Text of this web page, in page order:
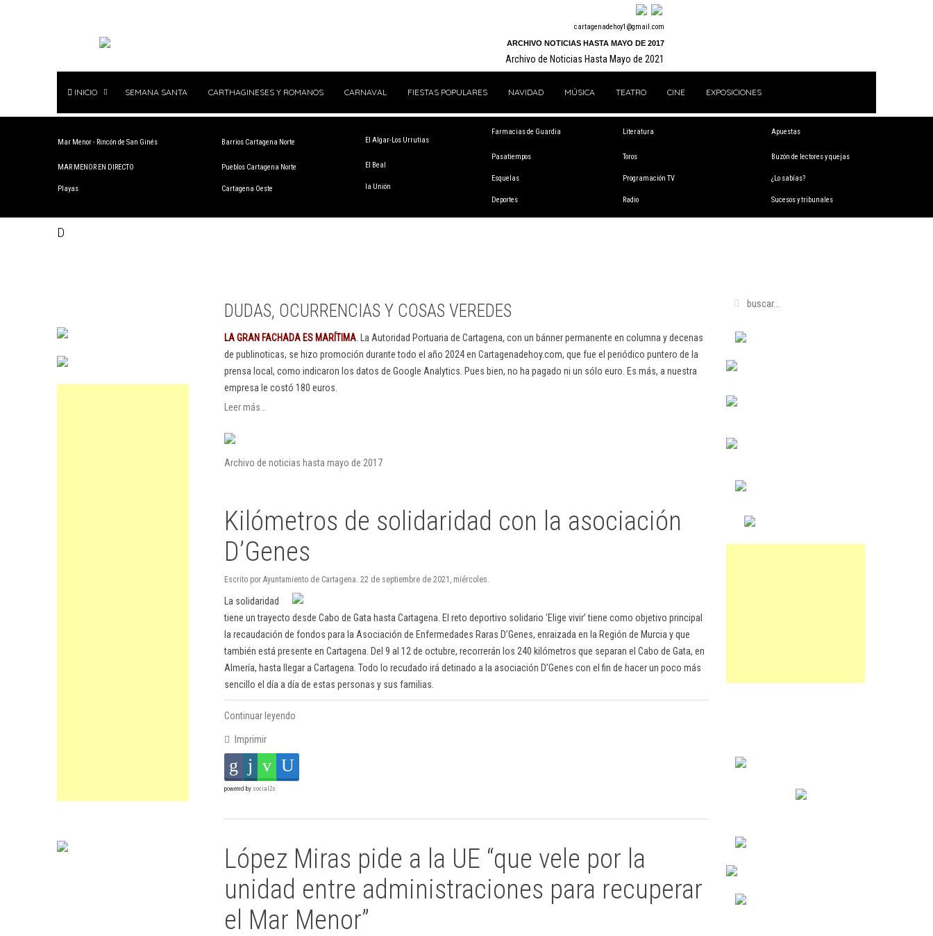
cartagenadehoy1@gmail.com
ARCHIVO NOTICIAS HASTA MAYO DE 2017
Archivo de Noticias Hasta Mayo de 2021
INICIO SEMANA SANTA CARTHAGINESES Y ROMANOS CARNAVAL FIESTAS POPULARES NAVIDAD MÚSICA TEATRO CINE EXPOSICIONES
Mar Menor - Rincón de San Ginés
MAR MENOR EN DIRECTO
Playas
Barrios Cartagena Norte
Pueblos Cartagena Norte
Cartagena Oeste
El Algar-Los Urrutias
El Beal
la Unión
Farmacias de Guardia
Pasatiempos
Esquelas
Deportes
Literatura
Toros
Programación TV
Radio
Apuestas
Buzón de lectores y quejas
¿Lo sabías?
Sucesos y tribunales
D
DUDAS, OCURRENCIAS Y COSAS VEREDES
LA GRAN FACHADA ES MARÍTIMA . La Autoridad Portuaria de Cartagena, con un bánner permanente en columna y decenas
de publinoticas, se hizo promoción durante todo el año 2024 en Cartagenadehoy.com, que fue el periódico puntero de la
prensa local, como indicaron los datos de Google Analytics. Pues bien, no ha pagado ni un sólo euro. Es más, a nuestra
empresa le costó 180 euros.
Leer más...
Archivo de noticias hasta mayo de 2017
Kilómetros de solidaridad con la asociación
D’Genes
Escrito por Ayuntamiento de Cartagena. 22 de septiembre de 2021, miércoles.
La solidaridad
tiene un trayecto desde Cabo de Gata hasta Cartagena. El reto deportivo solidario ‘Elige vivir’ tiene como objetivo principal
la recaudación de fondos para la Asociación de Enfermedades Raras D’Genes, enraizada en la Región de Murcia y que
también está presente en Cartagena. Del 9 al 12 de octubre, recorrerán los 240 kilómetros que separan el Cabo de Gata, en
Almería, hasta llegar a Cartagena. Todo lo recudado irá detinado a la asociación D’Genes con el fin de hacer un poco más
sencillo el día a día de estas personas y sus familias.
Continuar leyendo
Imprimir
powered by social2s
López Miras pide a la UE “que vele por la
unidad entre administraciones para recuperar
el Mar Menor”